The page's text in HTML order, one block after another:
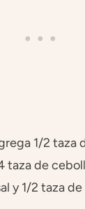
1/2 taza
taza de
y 1/2 taza de